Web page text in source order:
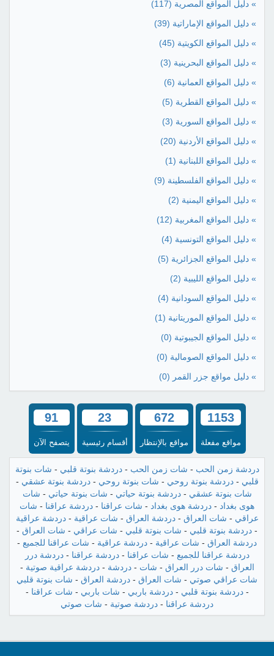
» دليل المواقع المصرية (117)
» دليل المواقع الإماراتية (39)
» دليل المواقع الكويتية (45)
» دليل المواقع البحرينية (3)
» دليل المواقع العمانية (6)
» دليل المواقع القطرية (5)
» دليل المواقع السورية (3)
» دليل المواقع الأردنية (20)
» دليل المواقع اللبنانية (1)
» دليل المواقع الفلسطينة (9)
» دليل المواقع اليمنية (2)
» دليل المواقع المغربية (12)
» دليل المواقع التونسية (4)
» دليل المواقع الجزائرية (5)
» دليل المواقع الليبية (2)
» دليل المواقع السودانية (4)
» دليل المواقع الموريتانية (1)
» دليل المواقع الجيبوتية (0)
» دليل المواقع الصومالية (0)
» دليل مواقع جزر القمر (0)
1153
مواقع مفعلة
672
مواقع بالإنتظار
23
أقسام رئيسية
91
يتصفح الآن
دردشة زمن الحب - شات زمن الحب -دردشة بنوتة قلبي - شات بنوتة
قلبي -دردشة بنوتة روحي - شات بنوتة روحي -دردشة بنوتة عشقي -
شات بنوتة عشقي -دردشة بنوتة حياتي - شات بنوتة حياتي - شات
هوى بغداد - دردشة هوى بغداد - شات عراقنا - دردشة عراقنا - شات
عراقي - شات العراق -دردشة العراق - شات عراقية -دردشة عراقية
- دردشة بنوتة قلبي - شات بنوتة قلبي - شات عراقي - شات العراق -
دردشة العراق - شات عراقية - دردشة عراقية - شات عراقنا للجميع -
دردشة عراقنا للجميع - شات عراقنا -دردشة عراقنا -دردشة درر
العراق - شات درر العراق - شات -دردشة -دردشة عراقية صوتية -
شات عراقي صوتي - شات العراق - دردشة العراق - شات بنوتة قلبي
-دردشة بنوتة قلبي -دردشة باربي - شات باربي - شات عراقنا -
دردشة عراقنا - دردشة صوتية - شات صوتي